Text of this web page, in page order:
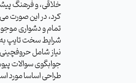
خلاقی، و فرهنگ
کرد، در این صورت
تمام و دشواری موجود
شرایط سخت تایپ به
نیاز شامل
جوابگوی سوالات
طراحی اساسا مورد